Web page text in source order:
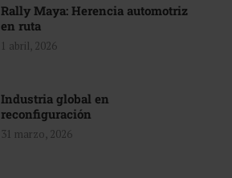
Rally Maya: Herencia automotriz
en ruta
1 abril, 2026
Industria global en
reconfiguración
31 marzo, 2026